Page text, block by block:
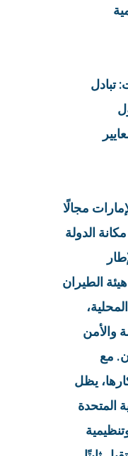
تبادل
مجالًا
الدولة
الطيران
والأمن
مع
يظل
المتحدة